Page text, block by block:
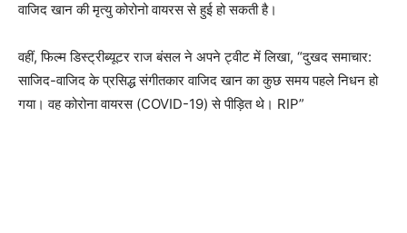
वाजिद खान की मृत्यु कोरोनो वायरस से हुई हो सकती है।
वहीं, फिल्म डिस्ट्रीब्यूटर राज बंसल ने अपने ट्वीट में लिखा, “दुखद समाचार:
साजिद-वाजिद के प्रसिद्ध संगीतकार वाजिद खान का कुछ समय पहले निधन हो
गया। वह कोरोना वायरस (COVID-19) से पीड़ित थे। RIP”